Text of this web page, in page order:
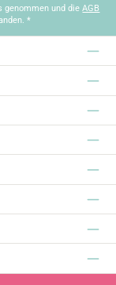
genommen und dieAGB
*